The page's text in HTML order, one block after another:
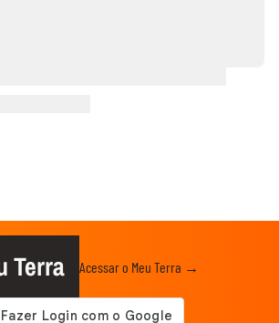
Terra Acessar o Meu Terra →